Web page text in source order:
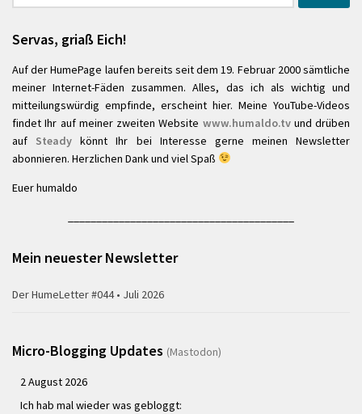
Servas, griaß Eich!
Auf der HumePage laufen bereits seit dem 19. Februar 2000 sämtliche
meiner Internet-Fäden zusammen. Alles, das ich als wichtig und
mitteilungswürdig empfinde, erscheint hier. Meine YouTube-Videos
findet Ihr auf meiner zweiten Website www.humaldo.tvund drüben
auf Steady könnt Ihr bei Interesse gerne meinen Newsletter
abonnieren. Herzlichen Dank und viel Spaß
Euer humaldo
Mein neuester Newsletter
Der HumeLetter #044 • Juli 2026
Micro-Blogging Updates (Mastodon)
2 August 2026
Ich hab mal wieder was gebloggt: